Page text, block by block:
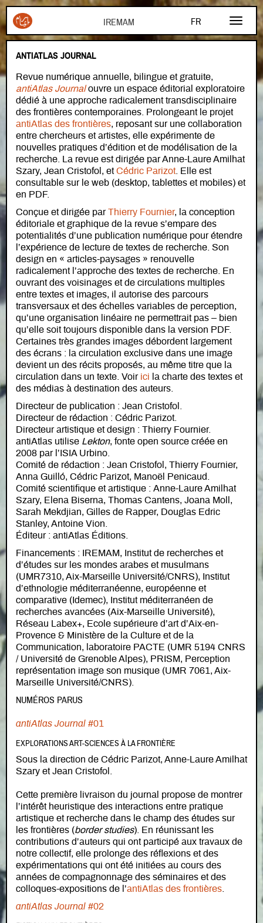
FR
AR
Aller au contenu principal
ANTIATLAS JOURNAL
Revue numérique annuelle, bilingue et gratuite,
antiAtlas Journal ouvre un espace éditorial exploratoire
dédié à une approche radicalement transdisciplinaire
des frontières contemporaines. Prolongeant le projet
antiAtlas des frontières, reposant sur une collaboration
entre chercheurs et artistes, elle expérimente de
nouvelles pratiques d’édition et de modélisation de la
recherche. La revue est dirigée par Anne-Laure Amilhat
Szary, Jean Cristofol, etCédric Parizot. Elle est
consultable sur le web (desktop, tablettes et mobiles) et
en PDF.
Conçue et dirigée parThierry Fournier, la conception
éditoriale et graphique de la revue s’empare des
potentialités d’une publication numérique pour étendre
l’expérience de lecture de textes de recherche. Son
design en « articles-paysages » renouvelle
radicalement l’approche des textes de recherche. En
ouvrant des voisinages et de circulations multiples
entre textes et images, il autorise des parcours
transversaux et des échelles variables de perception,
qu’une organisation linéaire ne permettrait pas – bien
qu’elle soit toujours disponible dans la version PDF.
Certaines très grandes images débordent largement
des écrans : la circulation exclusive dans une image
devient un des récits proposés, au même titre que la
circulation dans un texte. Voir ici la charte des textes et
des médias à destination des auteurs.
Directeur de publication : Jean Cristofol.
Directeur de rédaction : Cédric Parizot.
Directeur artistique et design : Thierry Fournier.
antiAtlas utilise Lekton, fonte open source créée en
2008 par l’ISIA Urbino.
Comité de rédaction : Jean Cristofol, Thierry Fournier,
Anna Guilló, Cédric Parizot, Manoël Penicaud.
Comité scientifique et artistique : Anne-Laure Amilhat
Szary, Elena Biserna, Thomas Cantens, Joana Moll,
Sarah Mekdjian, Gilles de Rapper, Douglas Edric
Stanley, Antoine Vion.
Éditeur : antiAtlas Éditions.
Financements :
IREMAM, Institut de recherches et
d’études sur les mondes arabes et musulmans
(UMR7310, Aix-Marseille Université/CNRS), Institut
d’ethnologie méditerranéenne, européenne et
comparative (Idemec), Institut méditerranéen de
recherches avancées (Aix-Marseille Université),
Réseau Labex+, Ecole supérieure d’art d’Aix-en-
Provence & Ministère de la Culture et de la
Communication, laboratoire PACTE (UMR 5194 CNRS
/ Université de Grenoble Alpes), PRISM, Perception
représentation image son musique (UMR 7061, Aix-
Marseille Université/CNRS).
NUMÉROS PARUS
antiAtlas Journal #01
EXPLORATIONS ART-SCIENCES À LA FRONTIÈRE
Sous la direction de Cédric Parizot, Anne-Laure Amilhat
Szary et Jean Cristofol.
Cette première livraison du journal propose de montrer
l’intérêt heuristique des interactions entre pratique
artistique et recherche dans le champ des études sur
les frontières (border studies). En réunissant les
contributions d’auteurs qui ont participé aux travaux de
notre collectif, elle prolonge des réflexions et des
expérimentations qui ont été initiées au cours des
années de compagnonnage des séminaires et des
colloques-expositions de l’antiAtlas des frontières
antiAtlas Journal #02